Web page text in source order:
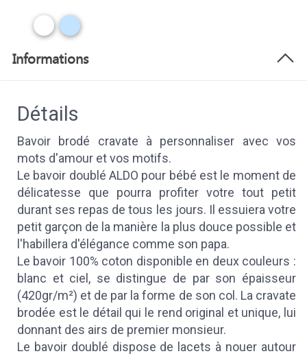
Informations
Détails
Bavoir brodé cravate à personnaliser avec vos
mots d'amour et vos motifs.
Le bavoir doublé ALDO pour bébé est le moment de
délicatesse que pourra profiter votre tout petit
durant ses repas de tous les jours. Il essuiera votre
petit garçon de la manière la plus douce possible et
l'habillera d'élégance comme son papa.
Le bavoir 100% coton disponible en deux couleurs :
blanc et ciel, se distingue de par son épaisseur
(420gr/m²) et de par la forme de son col. La cravate
brodée est le détail qui le rend original et unique, lui
donnant des airs de premier monsieur.
Le bavoir doublé dispose de lacets à nouer autour